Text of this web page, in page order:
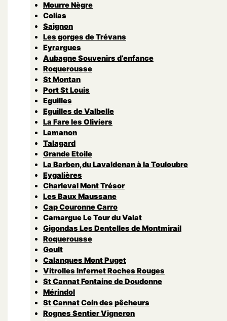
Mourre Nègre
Colias
Saignon
Les gorges de Trévans
Eyrargues
Aubagne Souvenirs d’enfance
Roquerousse
St Montan
Port St Louis
Eguilles
Eguilles de Valbelle
La Fare les Oliviers
Lamanon
Talagard
Grande Etoile
La Barben,du Lavaldenan à la Touloubre
Eygalières
Charleval Mont Trésor
Les Baux Maussane
Cap Couronne Carro
Camargue Le Tour du Valat
Gigondas Les Dentelles de Montmirail
Roquerousse
Goult
Calanques Mont Puget
Vitrolles Infernet Roches Rouges
St Cannat Fontaine de Doudonne
Mérindol
St Cannat Coin des pêcheurs
Rognes Sentier Vigneron